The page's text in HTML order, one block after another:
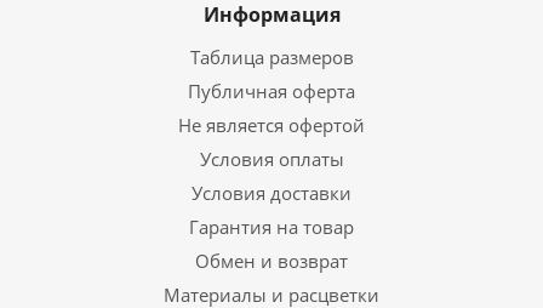
Информация
Таблица размеров
Публичная оферта
Не является офертой
Условия оплаты
Условия доставки
Гарантия на товар
Обмен и возврат
Материалы и расцветки